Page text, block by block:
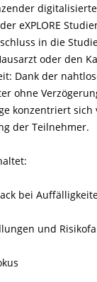
eXPLORE
in die
oder den
Dank der
ohne
konzentriert sich
der Teilnehmer.
bei
und